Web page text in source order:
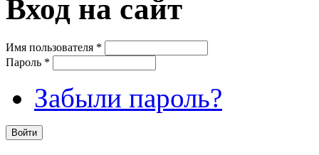
Вход на сайт
Имя пользователя *
Пароль *
Забыли пароль?